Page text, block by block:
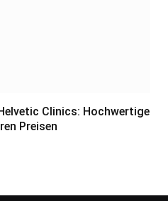
Clinics: Hochwertige
Preisen